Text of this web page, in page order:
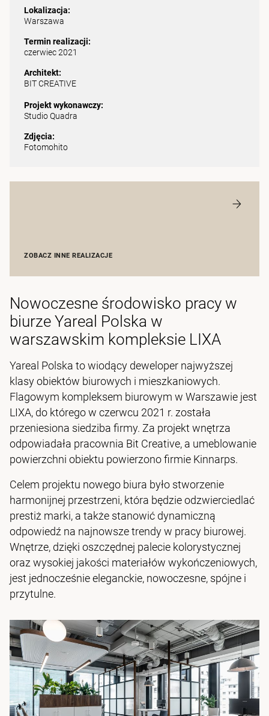
Lokalizacja:
Warszawa
Termin realizacji:
czerwiec 2021
Architekt:
BIT CREATIVE
Projekt wykonawczy:
Studio Quadra
Zdjęcia:
Fotomohito
ZOBACZ INNE REALIZACJE
Nowoczesne środowisko pracy w
biurze Yareal Polska w
warszawskim kompleksie LIXA
Yareal Polska to wiodący deweloper najwyższej
klasy obiektów biurowych i mieszkaniowych.
Flagowym kompleksem biurowym w Warszawie jest
LIXA, do którego w czerwcu 2021 r. została
przeniesiona siedziba firmy. Za projekt wnętrza
odpowiadała pracownia Bit Creative, a umeblowanie
powierzchni obiektu powierzono firmie Kinnarps.
Celem projektu nowego biura było stworzenie
harmonijnej przestrzeni, która będzie odzwierciedlać
prestiż marki, a także stanowić dynamiczną
odpowiedź na najnowsze trendy w pracy biurowej.
Wnętrze, dzięki oszczędnej palecie kolorystycznej
oraz wysokiej jakości materiałów wykończeniowych,
jest jednocześnie eleganckie, nowoczesne, spójne i
przytulne.